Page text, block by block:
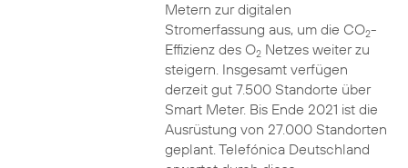
Metern zur digitalen
Stromerfassung aus, um die CO2-
Effizienz des O2Netzes weiter zu
steigern. Insgesamt verfügen
derzeit gut 7.500 Standorte über
Smart Meter. Bis Ende 2021 ist die
Ausrüstung von 27.000 Standorten
geplant. Telefónica Deutschland